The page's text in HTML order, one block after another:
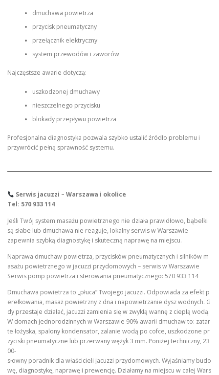
dmuchawa powietrza
przycisk pneumatyczny
przełącznik elektryczny
system przewodów i zaworów
Najczęstsze awarie dotyczą:
uszkodzonej dmuchawy
nieszczelnego przycisku
blokady przepływu powietrza
Profesjonalna diagnostyka pozwala szybko ustalić źródło problemu i
przywrócić pełną sprawność systemu.
Serwis jacuzzi – Warszawa i okolice
Tel: 570 933 114
Jeśli Twój system masażu powietrznego nie działa prawidłowo, bąbelki
są słabe lub dmuchawa nie reaguje, lokalny serwis w Warszawie
zapewnia szybką diagnostykę i skuteczną naprawę na miejscu.
Naprawa dmuchaw powietrza, przycisków pneumatycznych i silników m
asażu powietrznego w jacuzzi przydomowych – serwis w Warszawie
Serwis pomp powietrza i sterowania pneumatycznego: 570 933 114
Dmuchawa powietrza to „płuca” Twojego jacuzzi. Odpowiada za efekt p
erełkowania, masaż powietrzny z dna i napowietrzanie dysz wodnych. G
dy przestaje działać, jacuzzi zamienia się w zwykłą wannę z ciepłą wodą.
W domach jednorodzinnych w Warszawie 90% awarii dmuchaw to: zatar
te łożyska, spalony kondensator, zalanie wodą po cofce, uszkodzone pr
zyciski pneumatyczne lub przerwany wężyk 3 mm. Poniżej techniczny, 23
00-
słowny poradnik dla właścicieli jacuzzi przydomowych. Wyjaśniamy budo
wę, diagnostykę, naprawę i prewencję. Działamy na miejscu w całej Wars